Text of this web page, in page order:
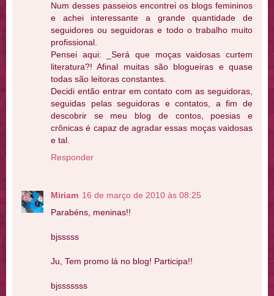
Num desses passeios encontrei os blogs femininos
e achei interessante a grande quantidade de
seguidores ou seguidoras e todo o trabalho muito
profissional.
Pensei aqui: _Será que moças vaidosas curtem
literatura?! Afinal muitas são blogueiras e quase
todas são leitoras constantes.
Decidi então entrar em contato com as seguidoras,
seguidas pelas seguidoras e contatos, a fim de
descobrir se meu blog de contos, poesias e
crônicas é capaz de agradar essas moças vaidosas
e tal.
Responder
Miriam 16 de março de 2010 às 08:25
Parabéns, meninas!!
bjsssss
Ju, Tem promo lá no blog! Participa!!
bjsssssss